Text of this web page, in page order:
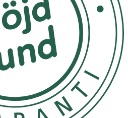
Nitrocellulose, Adipic
Anhydride Copolymer,
Alcohol, Sucrose Acetate
Etocrylene,
Dimethicone,